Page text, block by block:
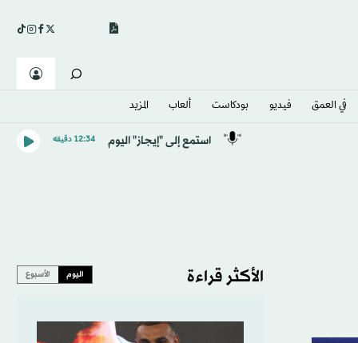
في العمق فيديو بودكاست ألعاب المزيد
استمع إلى "إيجاز" اليوم 12:34 دقيقه
الأكثر قراءة اليوم الأسبوع